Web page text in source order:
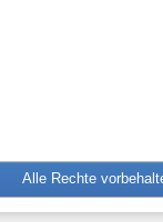
Alle Rechte